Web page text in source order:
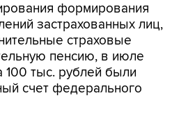
формирования
застрахованных лиц,
страховые
пенсию, в июле
100 тыс. рублей были
счет федерального